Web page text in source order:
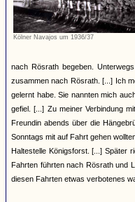
Kölner Navajos um 1936/37
nach Rösrath begeben.
zusammen nach Rösrath. [...] Ich
gelernt habe. Sie nannten mich
gefiel. [...] Zu meiner Verbindung
Freundin abends über die
Sonntags mit auf Fahrt gehen
Haltestelle Königsforst. [...] Später
Fahrten führten nach Rösrath und
diesen Fahrten etwas verbotenes